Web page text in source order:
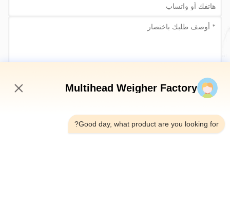
أرسلي الآن
Multihead Weigher Factory
Good day, what product are you looking for?